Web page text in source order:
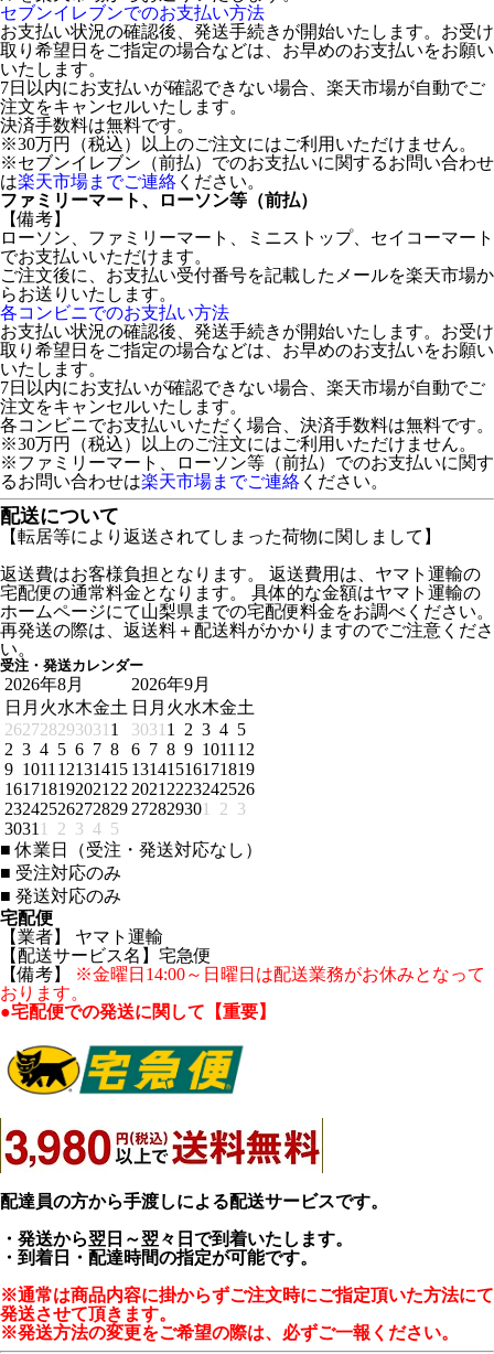
セブンイレブンでのお支払い方法
お支払い状況の確認後、発送手続きが開始いたします。お受け
取り希望日をご指定の場合などは、お早めのお支払いをお願い
いたします。
7日以内にお支払いが確認できない場合、楽天市場が自動でご
注文をキャンセルいたします。
決済手数料は無料です。
※30万円（税込）以上のご注文にはご利用いただけません。
※セブンイレブン（前払）でのお支払いに関するお問い合わせ
は楽天市場までご連絡 ください。
ファミリーマート、ローソン等（前払）
【備考】
ローソン、ファミリーマート、ミニストップ、セイコーマート
でお支払いいただけます。
ご注文後に、お支払い受付番号を記載したメールを楽天市場か
らお送りいたします。
各コンビニでのお支払い方法
お支払い状況の確認後、発送手続きが開始いたします。お受け
取り希望日をご指定の場合などは、お早めのお支払いをお願い
いたします。
7日以内にお支払いが確認できない場合、楽天市場が自動でご
注文をキャンセルいたします。
各コンビニでお支払いいただく場合、決済手数料は無料です。
※30万円（税込）以上のご注文にはご利用いただけません。
※ファミリーマート、ローソン等（前払）でのお支払いに関す
るお問い合わせは楽天市場までご連絡 ください。
配送について
【転居等により返送されてしまった荷物に関しまして】
返送費はお客様負担となります。 返送費用は、ヤマト運輸の
宅配便の通常料金となります。 具体的な金額はヤマト運輸の
ホームページにて山梨県までの宅配便料金をお調べください。
再発送の際は、返送料＋配送料がかかりますのでご注意くださ
い。
受注・発送カレンダー
2026年8月
日 月 火水木金土
2627282930311
2 3 4 5 6 7 8
9 101112131415
16171819202122
23242526272829
30311 2 3 4 5
2026年9月
日 月 火水木金土
30311 2 3 4 5
6 7 8 9 101112
13141516171819
20212223242526
272829301 2 3
■ 休業日（受注・発送対応なし）
■ 受注対応のみ
■ 発送対応のみ
宅配便
【業者】 ヤマト運輸
【配送サービス名】宅急便
【備考】
※金曜日14:00～日曜日は配送業務がお休みとなって
おります。
●宅配便での発送に関して【重要】
配達員の方から手渡しによる配送サービスです。
・発送から翌日～翌々日で到着いたします。
・到着日・配達時間の指定が可能です。
※通常は商品内容に掛からずご注文時にご指定頂いた方法にて
発送させて頂きます。
※発送方法の変更をご希望の際は、必ずご一報ください。